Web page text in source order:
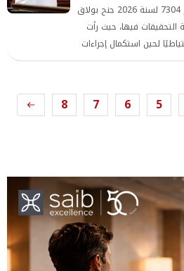
ويأتي القرار في إطار القضية رقم 7304 لسنة 2026 جنح بولاق
التحقيقات فيها، حيث رأت
لحين استكمال إجراءات
5
6
7
8